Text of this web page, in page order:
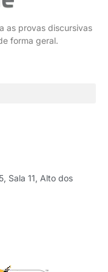
as provas discursivas
forma geral.
Sala 11, Alto dos